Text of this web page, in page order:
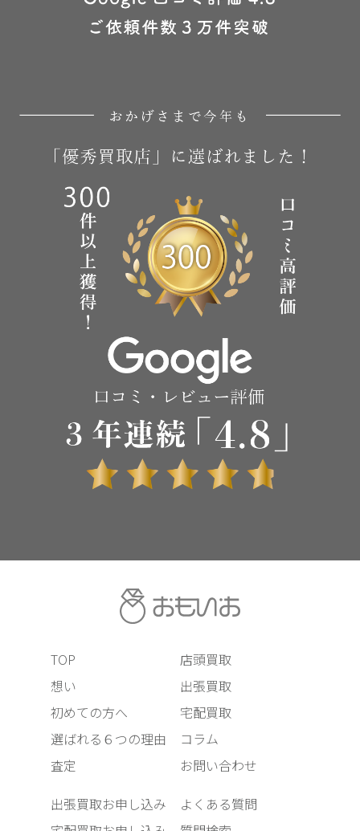
TOP
想い
初めての方へ
選ばれる６つの理由
査定
店頭買取
出張買取
宅配買取
コラム
お問い合わせ
出張買取お申し込み
よくある質問